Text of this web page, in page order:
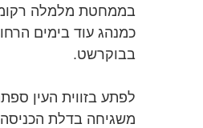
בממחטת מלמלה
כמנהג עוד בימים
בבוקרשט.
לפתע בזווית העין
משגיחה בדלת